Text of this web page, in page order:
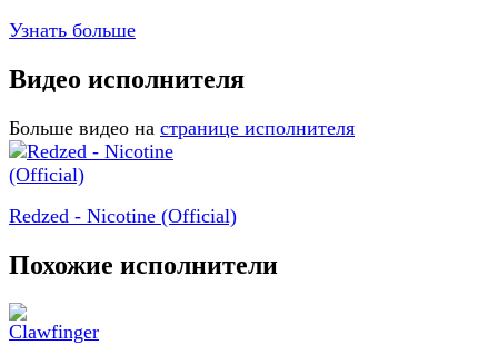
Узнать больше
Видео исполнителя
Больше видео на странице исполнителя
Redzed - Nicotine (Official)
Похожие исполнители